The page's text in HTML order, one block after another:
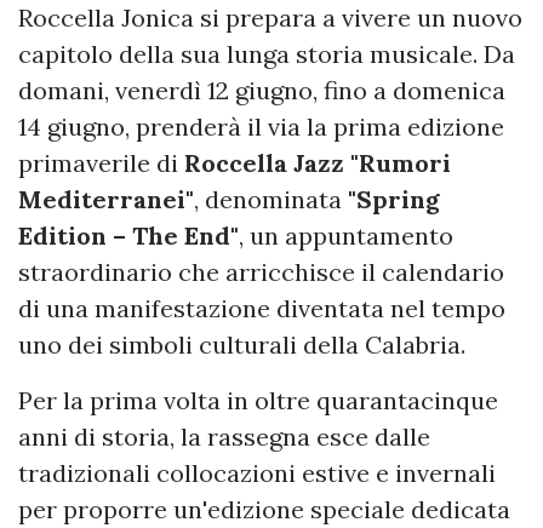
Roccella Jonica si prepara a vivere un nuovo
capitolo della sua lunga storia musicale. Da
domani, venerdì 12 giugno, fino a domenica
14 giugno, prenderà il via la prima edizione
primaverile di Roccella Jazz "Rumori
Mediterranei", denominata "Spring
Edition – The End", un appuntamento
straordinario che arricchisce il calendario
di una manifestazione diventata nel tempo
uno dei simboli culturali della Calabria.
Per la prima volta in oltre quarantacinque
anni di storia, la rassegna esce dalle
tradizionali collocazioni estive e invernali
per proporre un'edizione speciale dedicata